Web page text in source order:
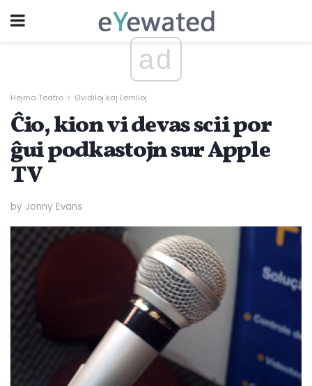
ad
Hejma Teatro Gvidiloj kaj Lerniloj
Ĉio, kion vi devas scii por
ĝui podkastojn sur Apple
TV
by Jonny Evans